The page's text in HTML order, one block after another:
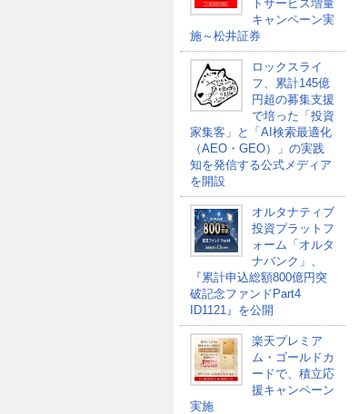
トサービス増量
キャンペーン実
施～松井証券
ロックスライ
フ、累計145億
円超の募集支援
で培った「投資
家集客」と「AI検索最適化
（AEO・GEO）」の実践
知を発信する公式メディア
を開設
オルタナティブ
投資プラットフ
ォーム「オルタ
ナバンク」、
『累計申込総額800億円突
破記念ファンドPart4
ID1121』を公開
楽天プレミア
ム・ゴールドカ
ードで、積立応
援キャンペーン
実施